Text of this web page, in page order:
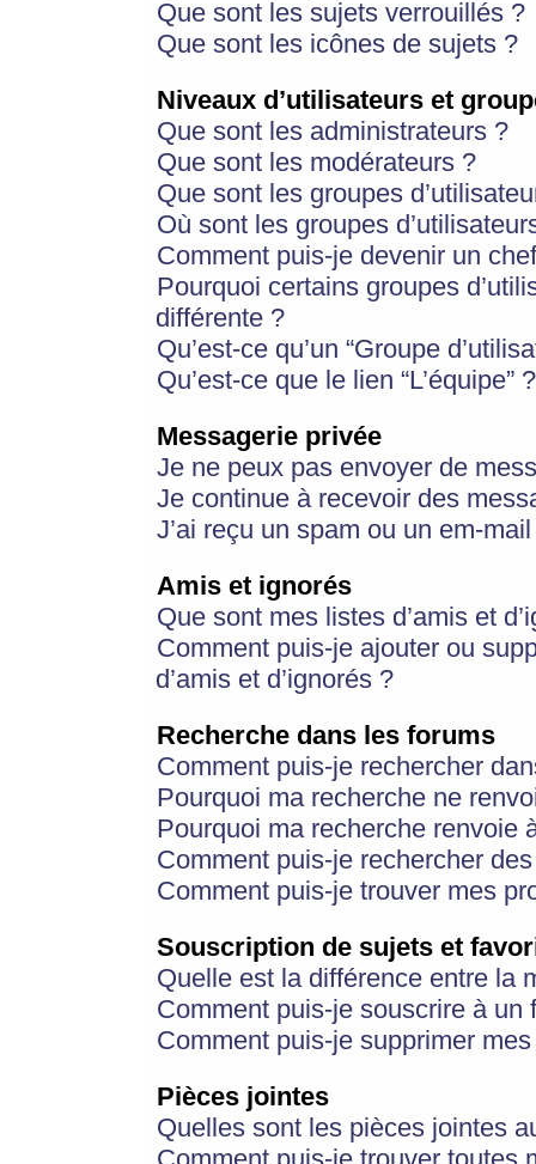
Que sont les sujets verrouillés ?
Que sont les icônes de sujets ?
Niveaux d’utilisateurs et
Que sont les administrateurs ?
Que sont les modérateurs ?
Que sont les groupes
Où sont les groupes
Comment puis-je devenir un
Pourquoi certains groupes
différente ?
Qu’est-ce qu’un “Groupe
Qu’est-ce que le lien “L’équipe” ?
Messagerie privée
Je ne peux pas envoyer de
Je continue à recevoir des
J’ai reçu un spam ou un em-
Amis et ignorés
Que sont mes listes d’amis et
Comment puis-je ajouter ou
d’amis et d’ignorés ?
Recherche dans les forums
Comment puis-je rechercher
Pourquoi ma recherche ne
Pourquoi ma recherche renvoie
Comment puis-je rechercher
Comment puis-je trouver mes
Souscription de sujets et
Quelle est la différence entre la
Comment puis-je souscrire à
Comment puis-je supprimer
Pièces jointes
Quelles sont les pièces jointes